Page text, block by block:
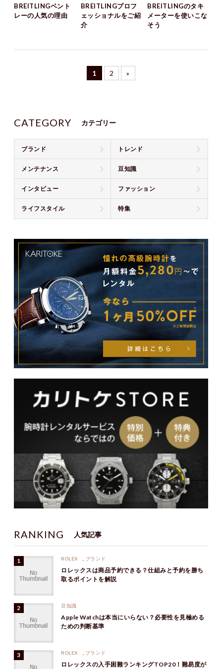
BREITLINGベント
レーの人気の理由
BREITLINGプロフ
ェッショナルをご紹
介
BREITLINGのタキ
メーターを使いこな
そう
1 2 »
CATEGORY カテゴリー
ブランド トレンド
メンテナンス 豆知識
インタビュー ファッション
ライフスタイル 特集
RANKING 人気記事
ROLEX ブランド
ロレックスは商品予約できる？仕組みと予約を勝ち
取るポイントを解説
豆知識
Apple Watchは本当にいらない？必要性を見極める
ための判断基準
ROLEX ブランド
ロレックスの入手困難ランキングTOP20！難易度が